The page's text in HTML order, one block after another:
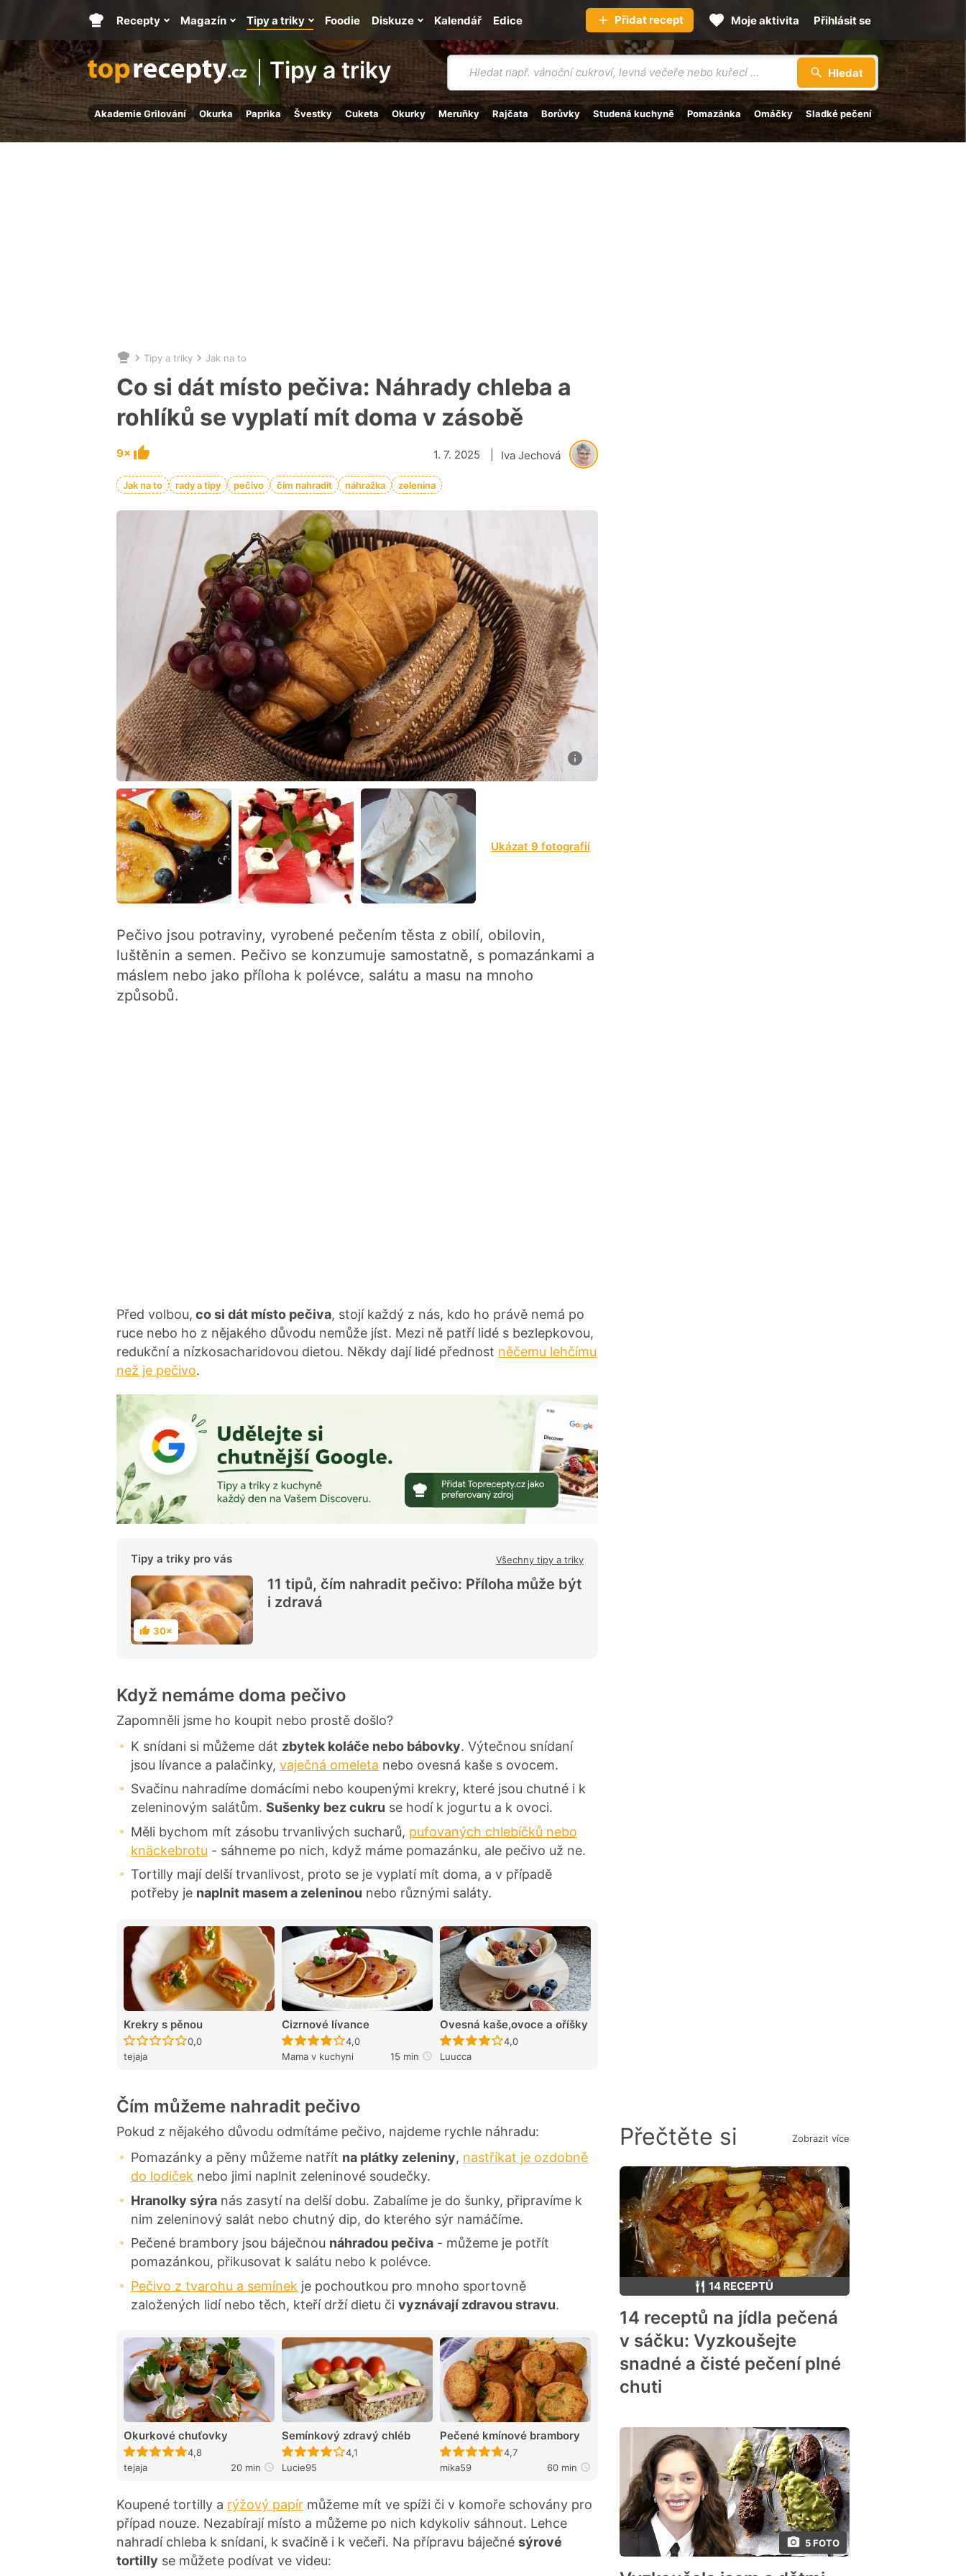
Tipy a triky
Vyhledávání
Hledat
Akademie Grilování Okurka Paprika Švestky Cuketa Okurky Meruňky Rajčata Borůvky Studená kuchyně Pomazánka Omáčky Sladké pečení
Hlavní
stránka
Recepty Magazín Tipy a triky Kalendář
Foodie Diskuze Edice Přidat recept Moje aktivita Přihlásit se
Nacházíte
se
zde:
Tipy a triky Jak na to
Co si dát místo pečiva: Náhrady chleba a
rohlíků se vyplatí mít doma v zásobě
9× Iva Jechová
1. 7. 2025
Jak na to rady a tipy pečivo čím nahradit náhražka zelenina
6 Ukázat 9 fotografií
Pečivo jsou potraviny, vyrobené pečením těsta z obilí, obilovin,
luštěnin a semen. Pečivo se konzumuje samostatně, s pomazánkami a
máslem nebo jako příloha k polévce, salátu a masu na mnoho
způsobů.
Před volbou, co si dát místo pečiva, stojí každý z nás, kdo ho právě nemá po
ruce nebo ho z nějakého důvodu nemůže jíst. Mezi ně patří lidé s bezlepkovou,
redukční a nízkosacharidovou dietou. Někdy dají lidé přednost něčemu lehčímu
než je pečivo.
Tipy a triky pro vás Všechny tipy a triky
H
o
e
n
30×
11 tipů, čím nahradit pečivo: Příloha může být
i zdravá
Když nemáme doma pečivo
Zapomněli jsme ho koupit nebo prostě došlo?
K snídani si můžeme dát zbytek koláče nebo bábovky. Výtečnou snídaní
jsou lívance a palačinky, vaječná omeleta nebo ovesná kaše s ovocem.
Svačinu nahradíme domácími nebo koupenými krekry, které jsou chutné i k
zeleninovým salátům. Sušenky bez cukru se hodí k jogurtu a k ovoci.
Měli bychom mít zásobu trvanlivých sucharů, pufovaných chlebíčků nebo
knäckebrotu - sáhneme po nich, když máme pomazánku, ale pečivo už ne.
Tortilly mají delší trvanlivost, proto se je vyplatí mít doma, a v případě
potřeby je naplnit masem a zeleninou nebo různými saláty.
Krekry s pěnou
Recept ještě nebyl hodnocen
0,0
tejaja
Cizrnové lívance
Recept ještě nebyl hodnocen
4,0
Mama v kuchyni
15 min
Ovesná kaše,ovoce a oříšky
Recept ještě nebyl hodnocen
4,0
Luucca
Čím můžeme nahradit pečivo
Pokud z nějakého důvodu odmítáme pečivo, najdeme rychle náhradu:
Pomazánky a pěny můžeme natřít na plátky zeleniny, nastříkat je ozdobně
do lodiček nebo jimi naplnit zeleninové soudečky.
Hranolky sýra nás zasytí na delší dobu. Zabalíme je do šunky, připravíme k
nim zeleninový salát nebo chutný dip, do kterého sýr namáčíme.
Pečené brambory jsou báječnou náhradou pečiva - můžeme je potřít
pomazánkou, přikusovat k salátu nebo k polévce.
Pečivo z tvarohu a semínek je pochoutkou pro mnoho sportovně
založených lidí nebo těch, kteří drží dietu či vyznávají zdravou stravu.
Okurkové chuťovky
Recept ještě nebyl hodnocen
4,8
tejaja
20 min
Semínkový zdravý chléb
Recept ještě nebyl hodnocen
4,1
Lucie95
Pečené kmínové brambory
Recept ještě nebyl hodnocen
4,7
mika59
60 min
Koupené tortilly a rýžový papír můžeme mít ve spíži či v komoře schovány pro
případ nouze. Nezabírají místo a můžeme po nich kdykoliv sáhnout. Lehce
nahradí chleba k snídani, k svačině i k večeři. Na přípravu báječné sýrové
tortilly se můžete podívat ve videu:
Přečtěte si Zobrazit více
14 RECEPTŮ
14 receptů na jídla pečená
v sáčku: Vyzkoušejte
snadné a čisté pečení plné
chuti
5 FOTO